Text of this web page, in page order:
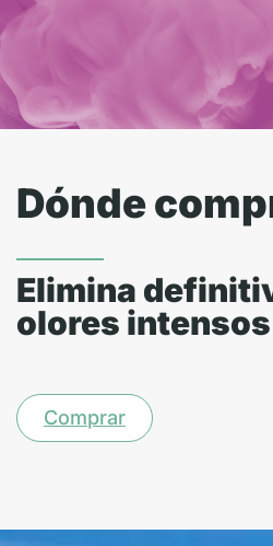
Dónde
Elimina
olores
Comprar